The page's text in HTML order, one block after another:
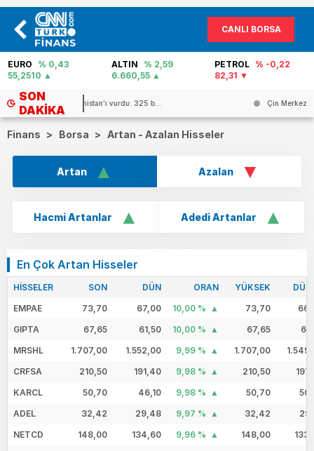
CANLI BORSA
ALTIN
% 2,59
6.660,55
PETROL
% -0,22
82,31
FAİZ % 40,02
0
SON
DAKIKA
Çin Merkez Bankası’ndan rekor altın...
Finans > Borsa > Artan - Azalan Hisseler
Artan Azalan
Hacmi Artanlar Adedi Artanlar
En Çok Artan Hisseler
HİSSELER SON DÜN ORAN YÜKSEK
EMPAE
73,70 67,00 10,00 % 73,70
GIPTA
67,65 61,50 10,00 % 67,65
MRSHL
1.707,00 1.552,00 9,99 % 1.707,00
CRFSA
210,50 191,40 9,98 % 210,50
KARCL
50,70 46,10 9,98 % 50,70
ADEL
32,42 29,48 9,97 % 32,42
NETCD
148,00 134,60 9,96 % 148,00